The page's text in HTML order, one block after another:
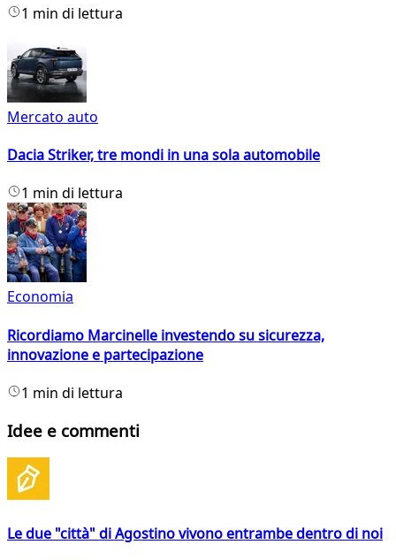
1 min di lettura
Mercato auto
Dacia Striker, tre mondi in una sola automobile
1 min di lettura
Economia
Ricordiamo Marcinelle investendo su sicurezza,
innovazione e partecipazione
1 min di lettura
Idee e commenti
Le due "città" di Agostino vivono entrambe dentro di noi